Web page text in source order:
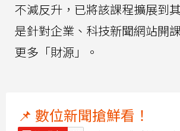
不減反升，已將該課程擴展到
是針對企業、科技新聞網站開
更多「財源」。
📌 數位新聞搶鮮看！